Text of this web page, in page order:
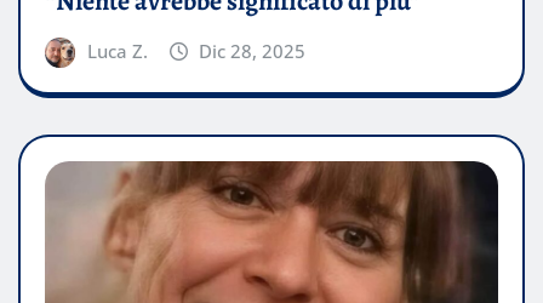
Luca Z. Dic 28, 2025